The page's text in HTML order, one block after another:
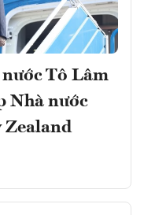
Tô Lâm
Nhà nước
Zealand